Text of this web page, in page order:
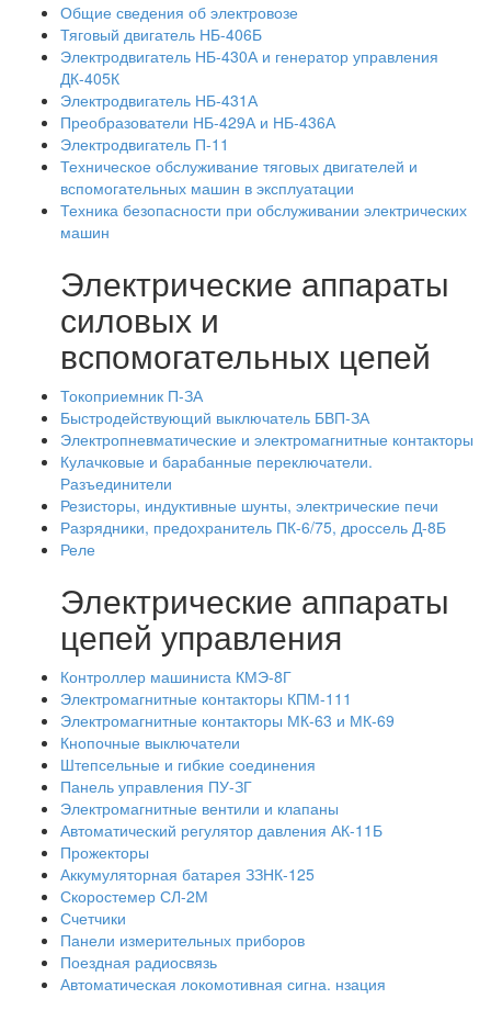
Общие сведения об электровозе
Тяговый двигатель НБ-406Б
Электродвигатель НБ-430А и генератор управления
ДК-405К
Электродвигатель НБ-431А
Преобразователи НБ-429А и НБ-436А
Электродвигатель П-11
Техническое обслуживание тяговых двигателей и
вспомогательных машин в эксплуатации
Техника безопасности при обслуживании электрических
машин
Электрические аппараты
силовых и
вспомогательных цепей
Токоприемник П-ЗА
Быстродействующий выключатель БВП-ЗА
Электропневматические и электромагнитные контакторы
Кулачковые и барабанные переключатели.
Разъединители
Резисторы, индуктивные шунты, электрические печи
Разрядники, предохранитель ПК-6/75, дроссель Д-8Б
Реле
Электрические аппараты
цепей управления
Контроллер машиниста КМЭ-8Г
Электромагнитные контакторы КПМ-111
Электромагнитные контакторы МК-63 и МК-69
Кнопочные выключатели
Штепсельные и гибкие соединения
Панель управления ПУ-ЗГ
Электромагнитные вентили и клапаны
Автоматический регулятор давления АК-11Б
Прожекторы
Аккумуляторная батарея ЗЗНК-125
Скоростемер СЛ-2М
Счетчики
Панели измерительных приборов
Поездная радиосвязь
Автоматическая локомотивная сигна. нзация